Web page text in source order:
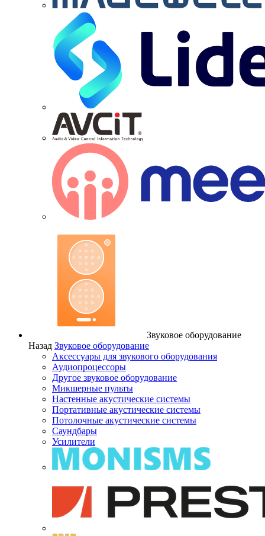
Звуковое оборудование
Назад Звуковое оборудование
Аксессуары для звукового оборудования
Аудиопроцессоры
Другое звуковое оборудование
Микшерные пульты
Настенные акустические системы
Портативные акустические системы
Потолочные акустические системы
Саундбары
Усилители